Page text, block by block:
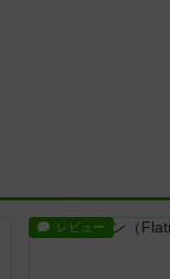
レビュー